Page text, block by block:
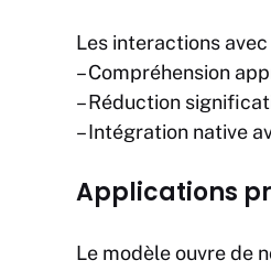
Les interactions avec
– Compréhension
– Réduction
– Intégration native
Applications
Le modèle ouvre de